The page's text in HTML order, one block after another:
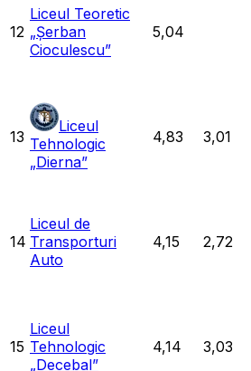
12
Liceul Teoretic
„Șerban
Cioculescu”
5,04
13
Liceul
Tehnologic
„Dierna”
4,83 3,01
14
Liceul de
Transporturi
Auto
4,15 2,72
15
Liceul
Tehnologic
„Decebal”
4,14 3,03